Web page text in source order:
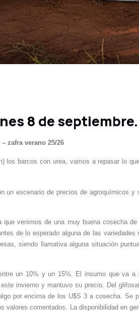
8 de septiembre.
zafra verano 25/26
los barcos con urea, vamos a repasar lo
un escenario de precios de agroquímicos y
venimos de una muy buena cosecha
de lo esperado alguna de las variedades
siendo llamativa alguna situación
un 10% y un 15%. El insumo que va a
invierno y mantuvo su precio. Del
por encima de los U$S 3 a cosecha. Se
valores comentados. La disponibilidad en